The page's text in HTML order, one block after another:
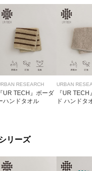
2026.6.30
RESEARCH
『UR TECH』ボーダ
ハンドタオル
URBAN
『UR
ド ハンドタ
リーズ